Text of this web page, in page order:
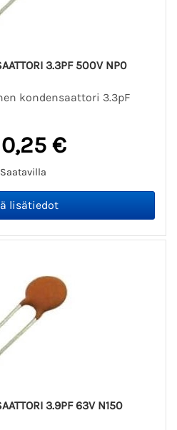
3.3PF 500V NP0
kondensaattori 3.3pF
0,25 €
3.9PF 63V N150